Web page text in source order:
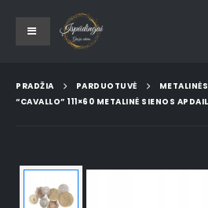
PRADŽIA PARDUOTUVĖ
“CAVALLO” 111×60 METALINĖ SIENOS